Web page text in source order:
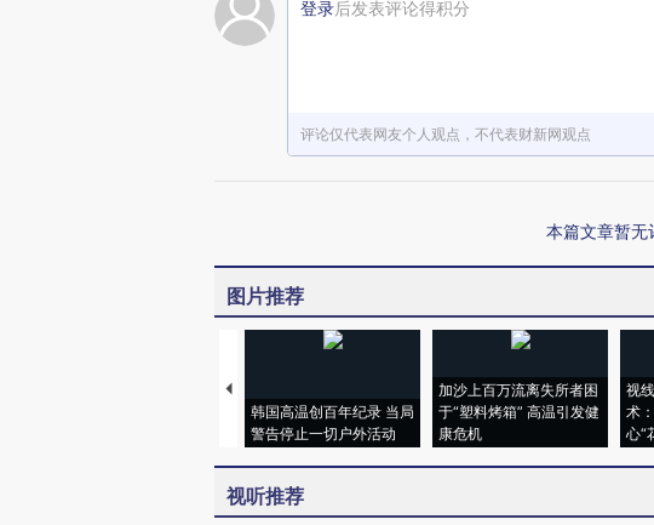
登录后发表评论得积分
评论仅代表网友个人观点，不代表财新网观点
本篇文章暂无
图片推荐
韩国高温创百年纪录 当局
警告停止一切户外活动
加沙上百万流离失所者困
于“塑料烤箱” 高温引发健
康危机
视
术
心“
视听推荐